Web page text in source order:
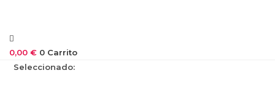
0,00 € 0 Carrito
Seleccionado: